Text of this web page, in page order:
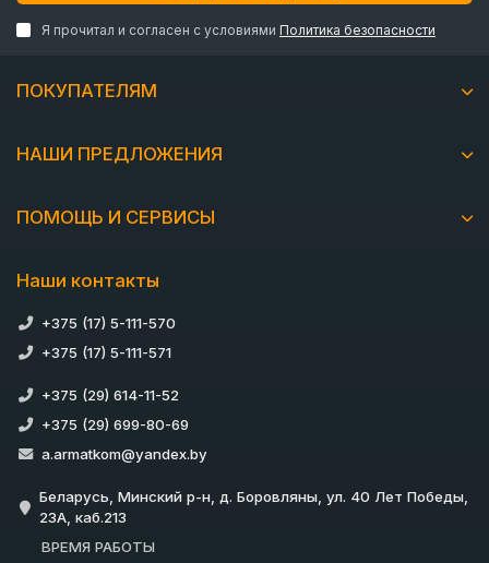
Я прочитал и согласен с условиями Политика безопасности
ПОКУПАТЕЛЯМ
НАШИ ПРЕДЛОЖЕНИЯ
ПОМОЩЬ И СЕРВИСЫ
Наши контакты
+375 (17) 5-111-570
+375 (17) 5-111-571
+375 (29) 614-11-52
+375 (29) 699-80-69
a.armatkom@yandex.by
Беларусь, Минский р-н, д. Боровляны, ул. 40 Лет Победы,
23А, каб.213
ВРЕМЯ РАБОТЫ